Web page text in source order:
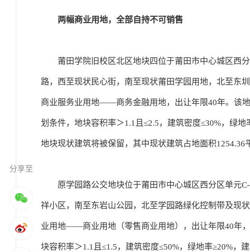
分享至
两幅商业用地，全部自持不可销售
莆田学院旧校区北区地块四位于莆田市中心城区西
路，西至现状民心街，南至现状莆田学园用地，北至东
商业服务业用地——商务金融用地，出让年限40年。该
划条件，地块容积率＞1.1且≤2.5，建筑密度≤30%，绿
地块现状建筑将被保留，其中现状建筑占地面积1254.36
原学园路公交地块位于莆田市中心城区西分区单元
祥小区，南至东岩山公园，北至学园路绿化控制带及现
业用地——商业用地（零售商业用地），出让年限40年
块容积率＞1.1且≤1.5，建筑密度≤50%，绿地率≥20%，